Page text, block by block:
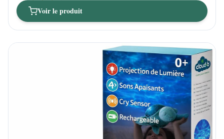
Voir le produit